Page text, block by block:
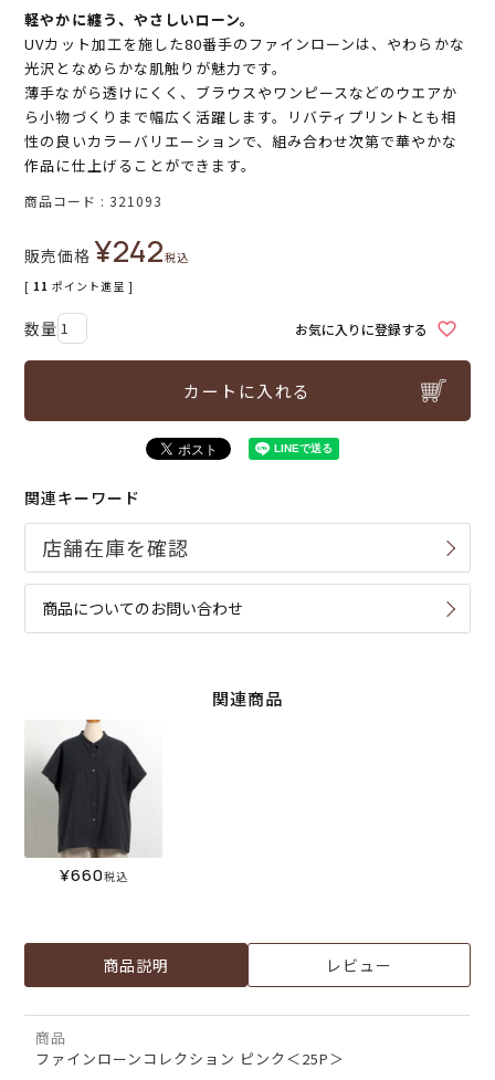
軽やかに纏う、やさしいローン。
UVカット加工を施した80番手のファインローンは、やわらかな
光沢となめらかな肌触りが魅力です。
薄手ながら透けにくく、ブラウスやワンピースなどのウエアか
ら小物づくりまで幅広く活躍します。リバティプリントとも相
性の良いカラーバリエーションで、組み合わせ次第で華やかな
作品に仕上げることができます。
商品コード 321093
販売価格 ¥242税込
[ 11 ポイント進呈 ]
お気に入りに登録する
カートに入れる
関連キーワード
商品についてのお問い合わせ
関連商品
¥660税込
商品説明 レビュー
商品
ファインローンコレクション ピンク＜25P＞